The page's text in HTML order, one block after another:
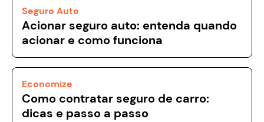
Seguro Auto
Acionar seguro auto: entenda quando
acionar e como funciona
Economize
Como contratar seguro de carro:
dicas e passo a passo